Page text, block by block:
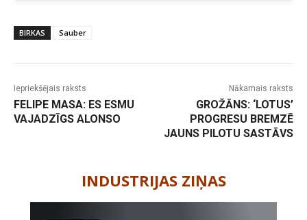
BIRKAS Sauber
Iepriekšējais raksts
FELIPE MASA: ES ESMU
VAJADZĪGS ALONSO
Nākamais raksts
GROŽĀNS: ‘LOTUS’
PROGRESU BREMZĒ
JAUNS PILOTU SASTĀVS
INDUSTRIJAS ZIŅAS